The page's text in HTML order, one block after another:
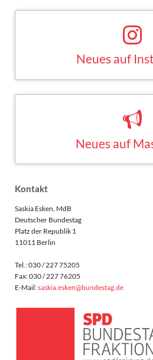
Kontakt
Saskia Esken, MdB
Deutscher Bundestag
Platz der Republik 1
11011 Berlin
Tel.: 030 / 227 75205
Fax: 030 / 227 76205
E-Mail:saskia.esken@bundestag.de